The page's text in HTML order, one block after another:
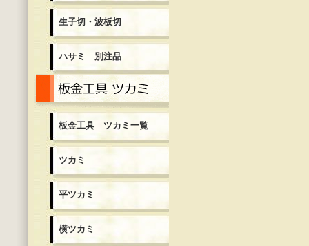
生子切・波板切
ハサミ 別注品
板金工具 ツカミ一覧
ツカミ
平ツカミ
横ツカミ